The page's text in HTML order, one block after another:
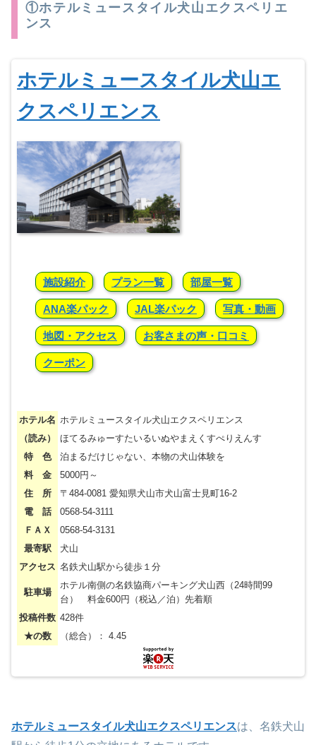
①ホテルミュースタイル犬山エクスペリエ
ンス
ホテルミュースタイル犬山エ
クスペリエンス
施設紹介 プラン一覧 部屋一覧
ANA楽パック JAL楽パック 写真・動画
地図・アクセス お客さまの声・口コミ
クーポン
ホテル名 ホテルミュースタイル犬山エクスペリエンス
（読み）
ほてるみゅーすたいるいぬやまえくすぺりえんす
特 色
泊まるだけじゃない、本物の犬山体験を
料 金
5000円～
住 所
〒484-0081 愛知県犬山市犬山富士見町16-2
電 話
0568-54-3111
ＦＡＸ
0568-54-3131
最寄駅
犬山
アクセス 名鉄犬山駅から徒歩１分
駐車場
ホテル南側の名鉄協商パーキング犬山西（24時間99
台） 料金600円（税込／泊）先着順
投稿件数 428件
★の数
（総合）： 4.45
ホテルミュースタイル犬山エクスペリエンスは、名鉄犬山